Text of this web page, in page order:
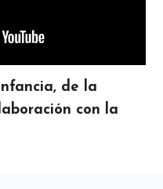
de la
con la